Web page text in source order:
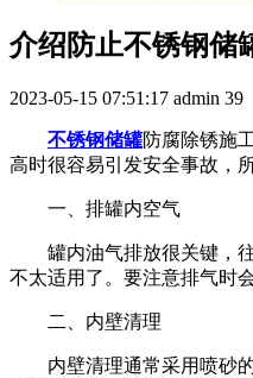
介绍防止不锈钢储
2023-05-15 07:51:17 admin 39
不锈钢储罐防腐除锈施
高时很容易引发安全事故，
一、排罐内空气
罐内油气排放很关键，
不太适用了。要注意排气时
二、内壁清理
内壁清理通常采用喷砂